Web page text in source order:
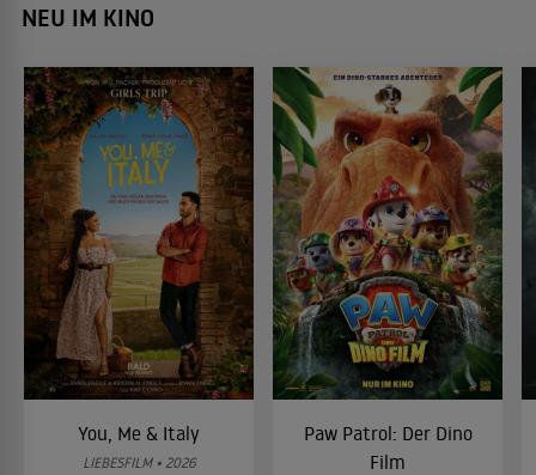
NEU IM KINO
You, Me & Italy
LIEBESFILM • 2026
Paw Patrol: Der Dino
Film